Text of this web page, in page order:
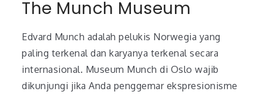
The Munch Museum
Edvard Munch adalah pelukis Norwegia yang
paling terkenal dan karyanya terkenal secara
internasional. Museum Munch di Oslo wajib
dikunjungi jika Anda penggemar ekspresionisme